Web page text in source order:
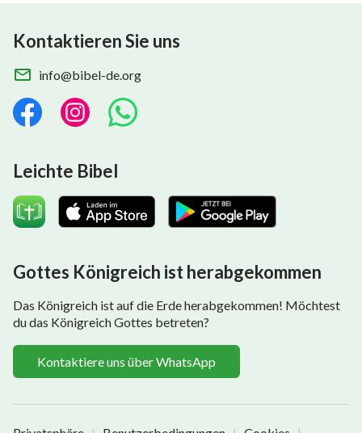
Kontaktieren Sie uns
info@bibel-de.org
Leichte Bibel
Gottes Königreich ist herabgekommen
Das Königreich ist auf die Erde herabgekommen! Möchtest
du das Königreich Gottes betreten?
Kontaktiere uns über WhatsApp